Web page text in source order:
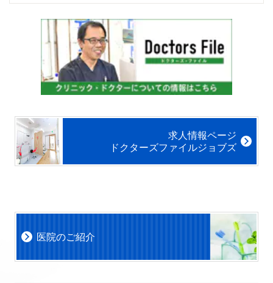
求人情報ページ
ドクターズファイルジョブズ
医院のご紹介